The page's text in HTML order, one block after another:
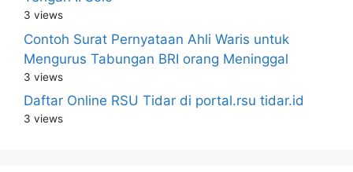
3 views
Contoh Surat Pernyataan Ahli Waris untuk
Mengurus Tabungan BRI orang Meninggal
3 views
Daftar Online RSU Tidar di portal.rsu tidar.id
3 views